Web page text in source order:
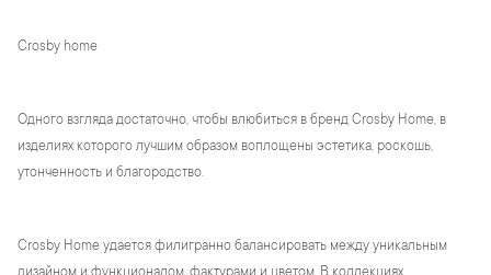
Crosby home
Одного взгляда достаточно, чтобы влюбиться в бренд Crosby Home, в
изделиях которого лучшим образом воплощены эстетика, роскошь,
утонченность и благородство.
Crosby Home удается филигранно балансировать между уникальным